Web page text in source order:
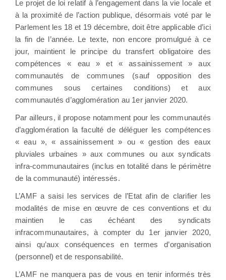
Le projet de loi relatif à l’engagement dans la vie locale et
à la proximité de l’action publique, désormais voté par le
Parlement les 18 et 19 décembre, doit être applicable d’ici
la fin de l’année. Le texte, non encore promulgué à ce
jour, maintient le principe du transfert obligatoire des
compétences « eau » et « assainissement » aux
communautés de communes (sauf opposition des
communes sous certaines conditions) et aux
communautés d’agglomération au 1er janvier 2020.
Par ailleurs, il propose notamment pour les communautés
d’agglomération la faculté de déléguer les compétences
« eau », « assainissement » ou « gestion des eaux
pluviales urbaines » aux communes ou aux syndicats
infra-communautaires (inclus en totalité dans le périmètre
de la communauté) intéressés.
L’AMF a saisi les services de l’Etat afin de clarifier les
modalités de mise en œuvre de ces conventions et du
maintien le cas échéant des syndicats
infracommunautaires, à compter du 1er janvier 2020,
ainsi qu’aux conséquences en termes d’organisation
(personnel) et de responsabilité.
L’AMF ne manquera pas de vous en tenir informés très